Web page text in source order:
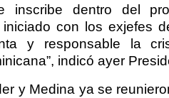
inscribe dentro del
iniciado con los exjefes
y responsable la
indicó ayer
y Medina ya se